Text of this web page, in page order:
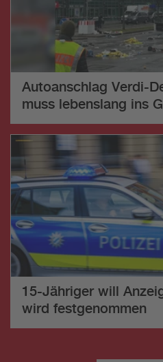
Autoanschlag Verdi-
muss lebenslang ins
15-Jähriger will
wird festgenommen